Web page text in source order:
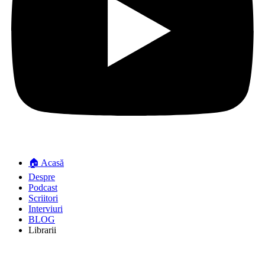
🏠 Acasă
Despre
Podcast
Scriitori
Interviuri
BLOG
Librarii